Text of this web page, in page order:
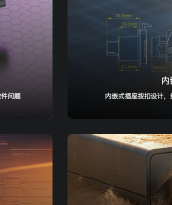
问题 内嵌式插座按扣设计